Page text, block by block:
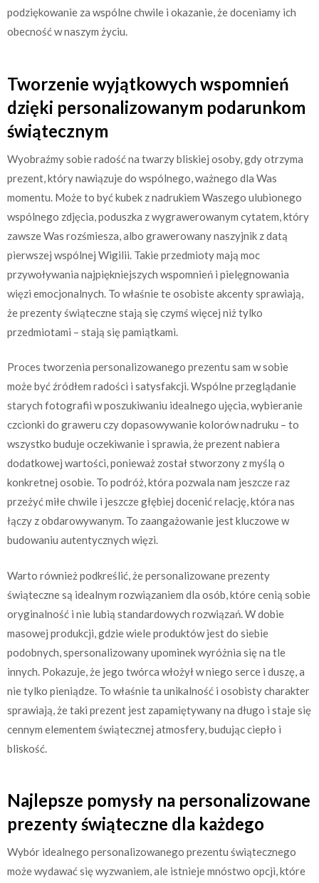
podziękowanie za wspólne chwile i okazanie, że doceniamy ich
obecność w naszym życiu.
Tworzenie wyjątkowych wspomnień
dzięki personalizowanym podarunkom
świątecznym
Wyobraźmy sobie radość na twarzy bliskiej osoby, gdy otrzyma
prezent, który nawiązuje do wspólnego, ważnego dla Was
momentu. Może to być kubek z nadrukiem Waszego ulubionego
wspólnego zdjęcia, poduszka z wygrawerowanym cytatem, który
zawsze Was rozśmiesza, albo grawerowany naszyjnik z datą
pierwszej wspólnej Wigilii. Takie przedmioty mają moc
przywoływania najpiękniejszych wspomnień i pielęgnowania
więzi emocjonalnych. To właśnie te osobiste akcenty sprawiają,
że prezenty świąteczne stają się czymś więcej niż tylko
przedmiotami – stają się pamiątkami.
Proces tworzenia personalizowanego prezentu sam w sobie
może być źródłem radości i satysfakcji. Wspólne przeglądanie
starych fotografii w poszukiwaniu idealnego ujęcia, wybieranie
czcionki do graweru czy dopasowywanie kolorów nadruku – to
wszystko buduje oczekiwanie i sprawia, że prezent nabiera
dodatkowej wartości, ponieważ został stworzony z myślą o
konkretnej osobie. To podróż, która pozwala nam jeszcze raz
przeżyć miłe chwile i jeszcze głębiej docenić relację, która nas
łączy z obdarowywanym. To zaangażowanie jest kluczowe w
budowaniu autentycznych więzi.
Warto również podkreślić, że personalizowane prezenty
świąteczne są idealnym rozwiązaniem dla osób, które cenią sobie
oryginalność i nie lubią standardowych rozwiązań. W dobie
masowej produkcji, gdzie wiele produktów jest do siebie
podobnych, spersonalizowany upominek wyróżnia się na tle
innych. Pokazuje, że jego twórca włożył w niego serce i duszę, a
nie tylko pieniądze. To właśnie ta unikalność i osobisty charakter
sprawiają, że taki prezent jest zapamiętywany na długo i staje się
cennym elementem świątecznej atmosfery, budując ciepło i
bliskość.
Najlepsze pomysły na personalizowane
prezenty świąteczne dla każdego
Wybór idealnego personalizowanego prezentu świątecznego
może wydawać się wyzwaniem, ale istnieje mnóstwo opcji, które